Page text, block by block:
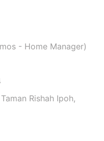
- Home Manager)
Rishah Ipoh,